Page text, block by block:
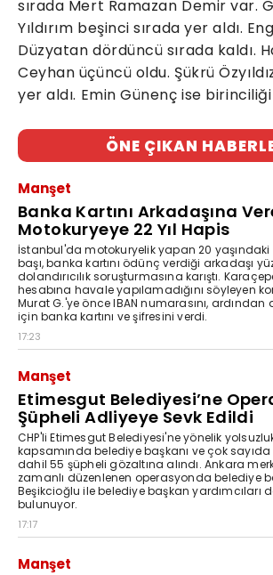
sırada Mert Ramazan Demir var.
Yıldırım beşinci sırada yer aldı.
Düzyatan dördüncü sırada kaldı.
Ceyhan üçüncü oldu. Şükrü
yer aldı. Emin Günenç ise
ÖNE ÇIKAN
Manşet
Banka Kartını Arkadaşına
Motokuryeye 22 Yıl Hapis
İstanbul'da motokuryelik yapan 20 yaşındaki
başı, banka kartını ödünç verdiği arkadaşı
dolandırıcılık soruşturmasına karıştı.
hesabına havale yapılamadığını söyleyen
Murat G.'ye önce IBAN numarasını, ardından
için banka kartını ve şifresini verdi.
17:23
Manşet
Etimesgut Belediyesi’ne
Şüpheli Adliyeye Sevk Edildi
CHP'li Etimesgut Belediyesi'ne yönelik
kapsamında belediye başkanı ve çok
dahil 55 şüpheli gözaltına alındı. Ankara
zamanlı düzenlenen operasyonda belediye
Beşikcioğlu ile belediye başkan yardımcıları
bulunuyor.
17:17
Manşet